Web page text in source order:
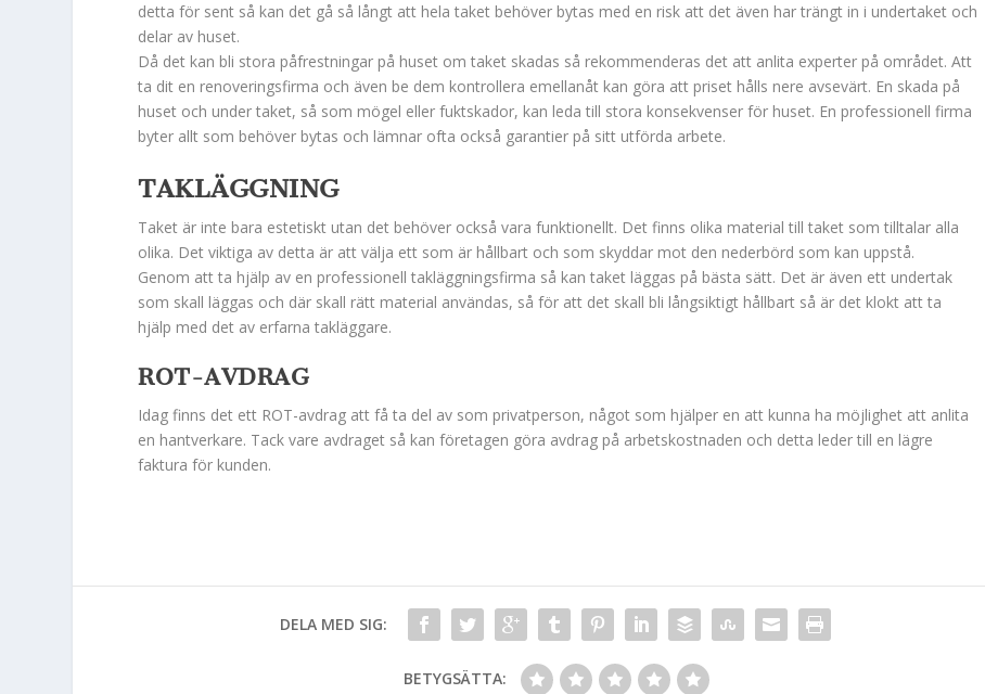
detta för sent så kan det gå så långt att hela taket behöver bytas med en risk att det även har trängt in i undertaket och
delar av huset.
Då det kan bli stora påfrestningar på huset om taket skadas så rekommenderas det att anlita experter på området. Att
ta dit en renoveringsfirma och även be dem kontrollera emellanåt kan göra att priset hålls nere avsevärt. En skada på
huset och under taket, så som mögel eller fuktskador, kan leda till stora konsekvenser för huset. En professionell firma
byter allt som behöver bytas och lämnar ofta också garantier på sitt utförda arbete.
TAKLÄGGNING
Taket är inte bara estetiskt utan det behöver också vara funktionellt. Det finns olika material till taket som tilltalar alla
olika. Det viktiga av detta är att välja ett som är hållbart och som skyddar mot den nederbörd som kan uppstå.
Genom att ta hjälp av en professionell takläggningsfirma så kan taket läggas på bästa sätt. Det är även ett undertak
som skall läggas och där skall rätt material användas, så för att det skall bli långsiktigt hållbart så är det klokt att ta
hjälp med det av erfarna takläggare.
ROT-AVDRAG
Idag finns det ett ROT-avdrag att få ta del av som privatperson, något som hjälper en att kunna ha möjlighet att anlita
en hantverkare. Tack vare avdraget så kan företagen göra avdrag på arbetskostnaden och detta leder till en lägre
faktura för kunden.
DELA MED SIG:
BETYGSÄTTA: